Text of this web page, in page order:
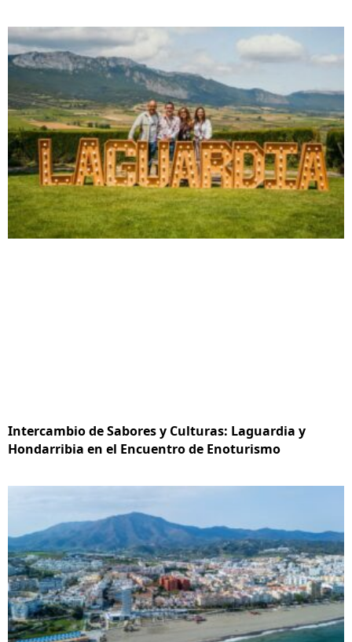
Intercambio de Sabores y Culturas: Laguardia y
Hondarribia en el Encuentro de Enoturismo